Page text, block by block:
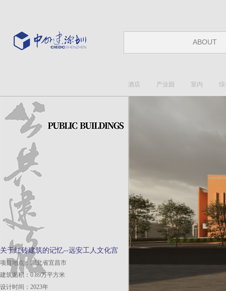
ABOUT
关于红砖建筑的记忆--远安工人文化宫
项目地点：湖北省宜昌市
建筑面积：0.89万平方米
设计时间：2023年
酒店 产业园 室内